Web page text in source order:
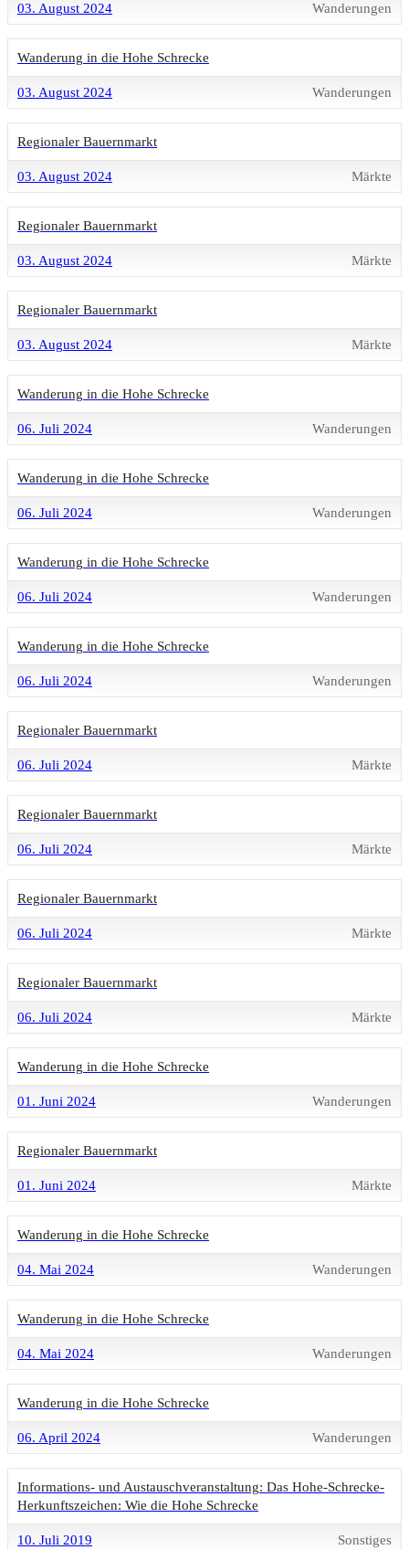
03. August 2024 Wanderungen
Wanderung in die Hohe Schrecke
03. August 2024 Wanderungen
Regionaler Bauernmarkt
03. August 2024 Märkte
Regionaler Bauernmarkt
03. August 2024 Märkte
Regionaler Bauernmarkt
03. August 2024 Märkte
Wanderung in die Hohe Schrecke
06. Juli 2024 Wanderungen
Wanderung in die Hohe Schrecke
06. Juli 2024 Wanderungen
Wanderung in die Hohe Schrecke
06. Juli 2024 Wanderungen
Wanderung in die Hohe Schrecke
06. Juli 2024 Wanderungen
Regionaler Bauernmarkt
06. Juli 2024 Märkte
Regionaler Bauernmarkt
06. Juli 2024 Märkte
Regionaler Bauernmarkt
06. Juli 2024 Märkte
Regionaler Bauernmarkt
06. Juli 2024 Märkte
Wanderung in die Hohe Schrecke
01. Juni 2024 Wanderungen
Regionaler Bauernmarkt
01. Juni 2024 Märkte
Wanderung in die Hohe Schrecke
04. Mai 2024 Wanderungen
Wanderung in die Hohe Schrecke
04. Mai 2024 Wanderungen
Wanderung in die Hohe Schrecke
06. April 2024 Wanderungen
Informations- und Austauschveranstaltung: Das Hohe-Schrecke-
Herkunftszeichen: Wie die Hohe Schrecke
10. Juli 2019 Sonstiges